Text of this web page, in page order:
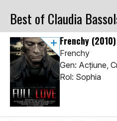
Best of Claudia
Frenchy (2010)
Frenchy
Gen: Acţiune,
Rol: Sophia